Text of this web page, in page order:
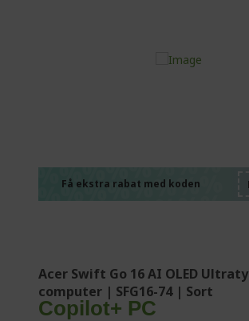
Få ekstra rabat med koden
Acer Swift Go 16 AI OLED
computer | SFG16-74 | Sort
Copilot+ PC